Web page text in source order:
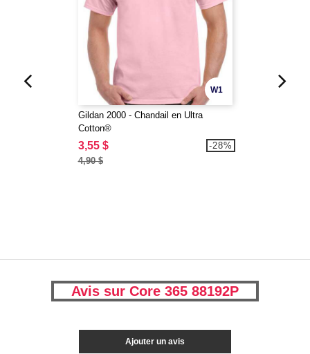
W1
Gildan 2000 - Chandail en Ultra
Cotton®
3,55 $
4,90 $
-28%
Avis sur Core 365 88192P
Ajouter un avis